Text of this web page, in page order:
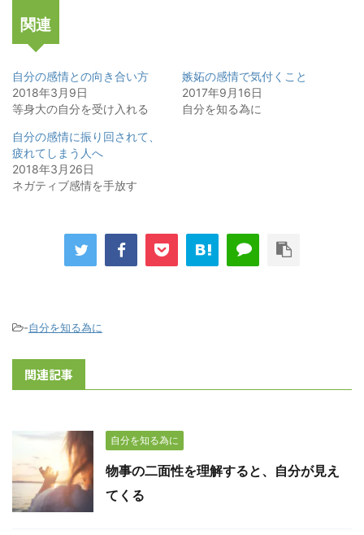
関連
自分の感情との向き合い方
2018年3月9日
等身大の自分を受け入れる
嫉妬の感情で気付くこと
2017年9月16日
自分を知る為に
自分の感情に振り回されて、
疲れてしまう人へ
2018年3月26日
ネガティブ感情を手放す
-自分を知る為に
関連記事
自分を知る為に
物事の二面性を理解すると、自分が見え
てくる